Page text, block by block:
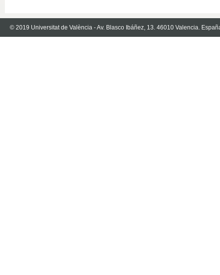
© 2019 Universitat de València - Av. Blasco Ibáñez, 13. 46010 Valencia.